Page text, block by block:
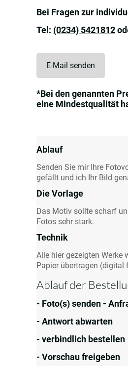
Bei Fragen zur
Tel: (0234) 5421812
E-Mail senden
*Bei den genannten
eine Mindestqualität
Ablauf
Senden Sie mir Ihre
gefällt und ich Ihr Bild
Die Vorlage
Das Motiv sollte scharf
Fotos sehr stark.
Technik
Alle hier gezeigten
Papier übertragen (digital
Ablauf der
- Foto(s) senden -
- Antwort abwarten
- verbindlich bestellen
- Vorschau freigeben